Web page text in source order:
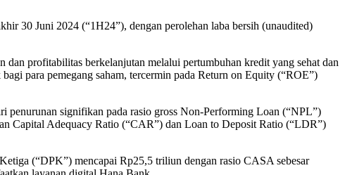
30 Juni 2024 (“1H24”), dengan perolehan laba bersih (unaudited)
dan profitabilitas berkelanjutan melalui pertumbuhan kredit yang sehat dan
para pemegang saham, tercermin pada Return on Equity (“ROE”)
penurunan signifikan pada rasio gross Non-Performing Loan (“NPL”)
Capital Adequacy Ratio (“CAR”) dan Loan to Deposit Ratio (“LDR”)
(“DPK”) mencapai Rp25,5 triliun dengan rasio CASA sebesar